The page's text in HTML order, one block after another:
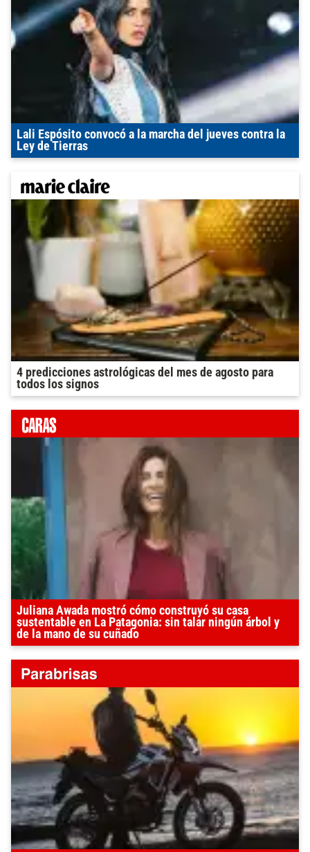
Lali Espósito convocó a la marcha del jueves contra la
Ley de Tierras
4 predicciones astrológicas del mes de agosto para
todos los signos
Juliana Awada mostró cómo construyó su casa
sustentable en La Patagonia: sin talar ningún árbol y
de la mano de su cuñado